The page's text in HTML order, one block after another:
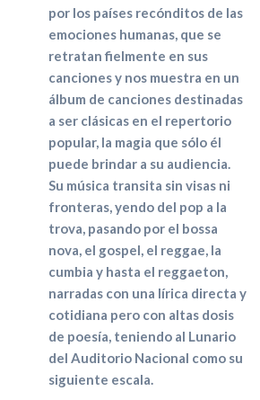
por los países recónditos de las
emociones humanas, que se
retratan fielmente en sus
canciones y nos muestra en un
álbum de canciones destinadas
a ser clásicas en el repertorio
popular, la magia que sólo él
puede brindar a su audiencia.
Su música transita sin visas ni
fronteras, yendo del pop a la
trova, pasando por el bossa
nova, el gospel, el reggae, la
cumbia y hasta el reggaeton,
narradas con una lírica directa y
cotidiana pero con altas dosis
de poesía, teniendo al Lunario
del Auditorio Nacional como su
siguiente escala.